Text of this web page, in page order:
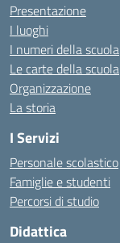
Presentazione
I luoghi
I numeri della scuola
Le carte della scuola
Organizzazione
La storia
I Servizi
Personale scolastico
Famiglie e studenti
Percorsi di studio
Didattica